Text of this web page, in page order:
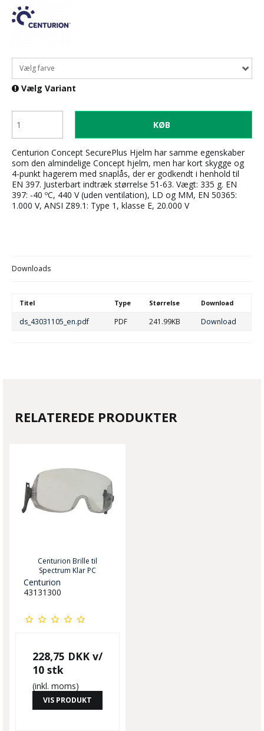
Vælg farve
Vælg Variant
KØB
Centurion Concept SecurePlus Hjelm har samme egenskaber
som den almindelige Concept hjelm, men har kort skygge og
4-punkt hagerem med snaplås, der er godkendt i henhold til
EN 397. Justerbart indtræk størrelse 51-63. Vægt: 335 g. EN
397: -40 ºC, 440 V (uden ventilation), LD og MM, EN 50365:
1.000 V, ANSI Z89.1: Type 1, klasse E, 20.000 V
Downloads
Titel Type Størrelse Download
ds_43031105_en.pdf PDF 241.99KB Download
RELATEREDE PRODUKTER
Centurion Brille til
Spectrum Klar PC
Centurion
43131300
228,75 DKK v/
10 stk
(inkl. moms)
VIS PRODUKT